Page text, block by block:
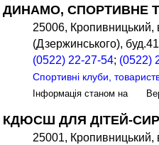
ДИНАМО, СПОРТИВНЕ
25006, Кропивницький,
(Дзержинського),
(0522) 22-27-54; (0522)
Спортивні клуби,
Інформація станом на
КДЮСШ ДЛЯ ДІТЕЙ-
25001,